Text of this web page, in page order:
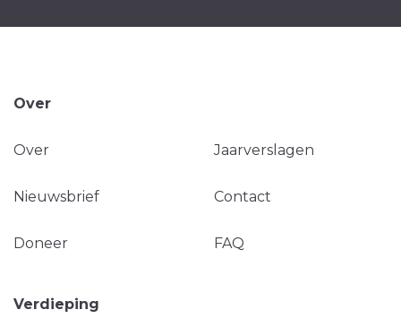
Over
Over Jaarverslagen
Nieuwsbrief Contact
Doneer FAQ
Verdieping